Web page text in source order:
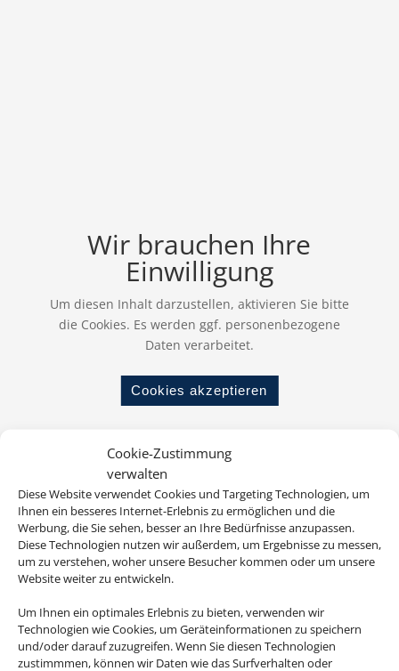
Cookie-Zustimmung
verwalten
Diese Website verwendet Cookies und Targeting Technologien, um
Ihnen ein besseres Internet-Erlebnis zu ermöglichen und die
Werbung, die Sie sehen, besser an Ihre Bedürfnisse anzupassen.
Diese Technologien nutzen wir außerdem, um Ergebnisse zu messen,
um zu verstehen, woher unsere Besucher kommen oder um unsere
Website weiter zu entwickeln.
Um Ihnen ein optimales Erlebnis zu bieten, verwenden wir
Technologien wie Cookies, um Geräteinformationen zu speichern
und/oder darauf zuzugreifen. Wenn Sie diesen Technologien
zustimmmen, können wir Daten wie das Surfverhalten oder
Wir brauchen Ihre
Einwilligung
Um diesen Inhalt darzustellen, aktivieren Sie bitte
die Cookies. Es werden ggf. personenbezogene
Daten verarbeitet.
Cookies akzeptieren
ab 728 € (p.P.)
TUI KIDS CLUB Isabel
Teneriffa, Costa Adeje